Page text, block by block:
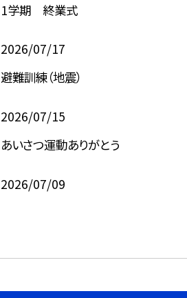
1学期 終業式
2026/07/17
避難訓練（地震）
2026/07/15
あいさつ運動ありがとう
2026/07/09